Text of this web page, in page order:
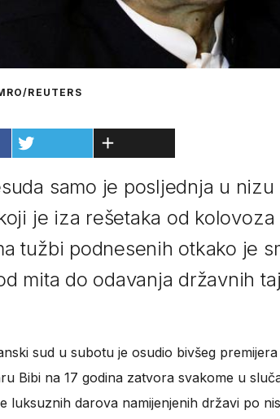
REUTERS
samo je posljednja u
je iza rešetaka od
tužbi podnesenih otkako je
mita do odavanja državnih
sud u subotu je osudio bivšeg
Bibi na 17 godina zatvora svakome u
luksuznih darova namijenjenih državi po